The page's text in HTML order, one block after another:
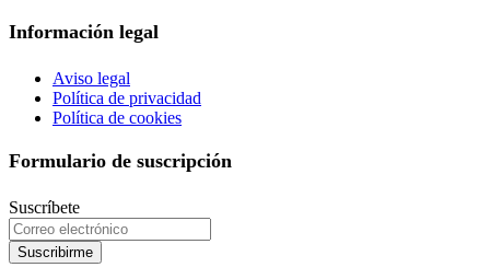
Información legal
Aviso legal
Política de privacidad
Política de cookies
Formulario de suscripción
Suscríbete
Suscribirme